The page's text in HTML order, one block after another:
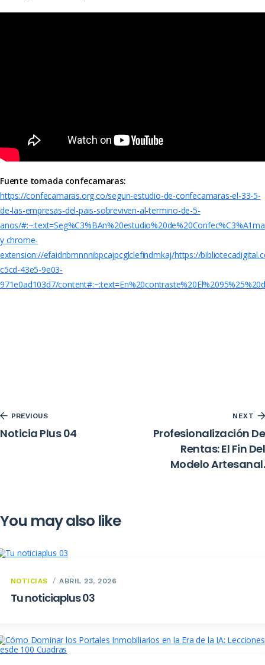
Fuente tomada confecamaras:
https://confecamaras.org.co/segun-estudio-de-confecamaras-el-33-5-
de-las-empresas-del-pais-sobreviven-al-termino-de-5-
anos/
y chrome-
extension://efaidnbmnnnibpcajpcglclefindmkaj/https://
c5cd-43e5-9e03-
971e0ad103d7/
PREVIOUS
Noticia Plus 04
NEXT
Profesionalización De
Rentas: El Fin Del
Modelo Artesanal.
You may also like
NOTICIAS ABRIL 23, 2026
Tu noticiaplus 03